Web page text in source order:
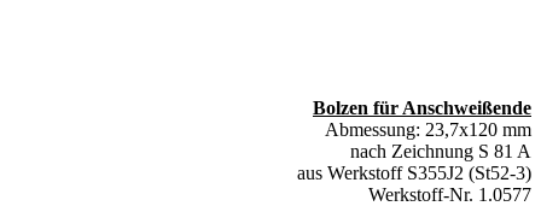
Bolzen für Anschweißende
Abmessung: 23,7x120 mm
nach Zeichnung S 81 A
aus Werkstoff S355J2 (St52-3)
Werkstoff-Nr. 1.0577